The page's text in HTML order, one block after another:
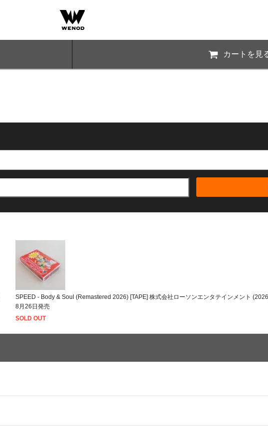
カートを見
SPEED - Body & Soul (Remastered 2026) [TAPE] 株式会社ローソンエンタテインメント
8月26日発売
SOLD OUT